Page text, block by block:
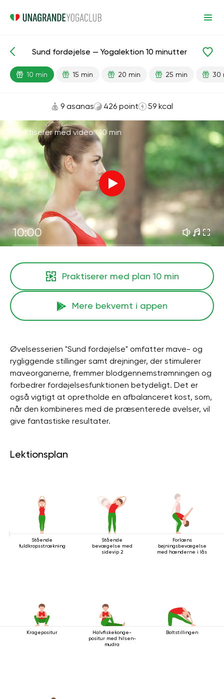
Færdiglavede lektioner Fordøjelse
Sund fordøjelse — Yogalektion 10 minutter
10 min 15 min 20 min 25 min 30
9 asanas 426 point 59 kcal
Praktiserer med video ·10 min
10:00
Praktiserer med plan 10 min
Mere bekvemt i appen
Øvelsesserien "Sund fordøjelse" omfatter mave- og
rygliggende stillinger samt drejninger, der stimulerer
maveorganerne, fremmer blodgennemstrømningen og
forbedrer fordøjelsesfunktionen betydeligt. Det er
også vigtigt at opretholde en afbalanceret kost, som,
når den kombineres med de præsenterede øvelser, vil
give fantastiske resultater.
Lektionsplan
Stående
fuldkropsstrækning
Stående
bevægelse med
sidevip 2
Forlæns
bøjningsbevægelse
med hænderne i lås
Kragepositur
Halvfiskekonge-
positur med hilsen-
mudra
Boltstillingen